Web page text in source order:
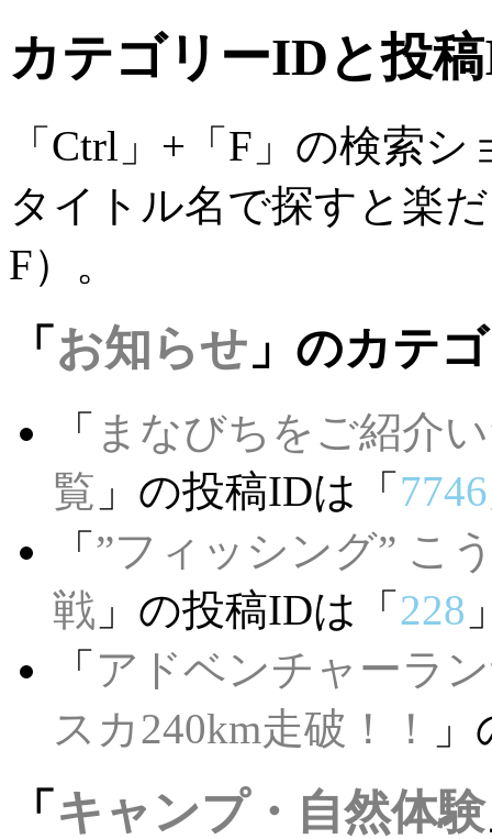
カテゴリーIDと投
「Ctrl」+「F」の検索
タイトル名で探すと楽
F）。
「 お知らせ 」のカテ
「 まなびちをご紹介
覧 」の投稿IDは「 7746
「 ”フィッシング” こ
戦 」の投稿IDは「 228
「 アドベンチャーラ
スカ240km走破！！
「 キャンプ・自然体験